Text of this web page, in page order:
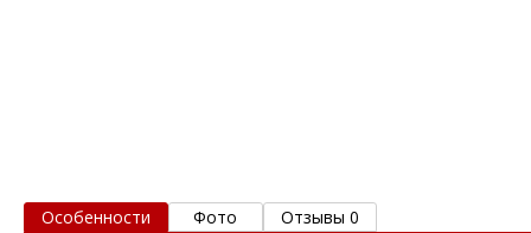
Особенности Фото Отзывы 0